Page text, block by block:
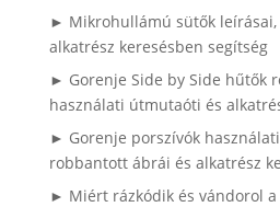
► Mikrohullámú sütők leírásai,
alkatrész keresésben segítség
► Gorenje Side by Side hűtők
használati útmutaóti és
► Gorenje porszívók
robbantott ábrái és alkatrész
► Miért rázkódik és vándorol a